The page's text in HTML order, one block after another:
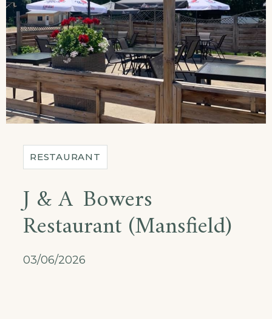
RESTAURANT
J & A Bowers
Restaurant (Mansfield)
03/06/2026